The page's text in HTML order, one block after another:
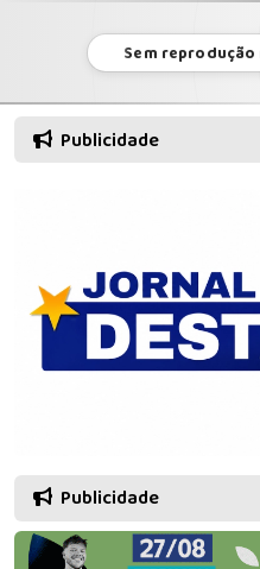
Sem
Publicidade
Publicidade